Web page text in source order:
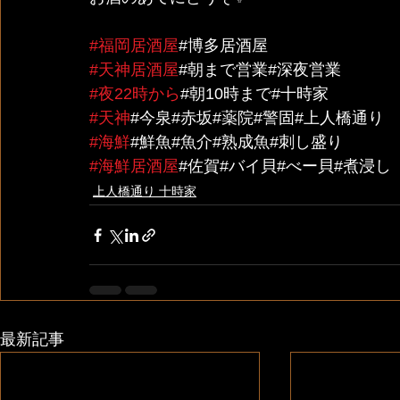
#福岡居酒屋#博多居酒屋
#天神居酒屋#朝まで営業#深夜営業
#夜22時から#朝10時まで#十時家
#天神#今泉#赤坂#薬院#警固#上人橋通り
#海鮮#鮮魚#魚介#熟成魚#刺し盛り
#海鮮居酒屋#佐賀#バイ貝#べー貝#煮浸し
上人橋通り 十時家
最新記事